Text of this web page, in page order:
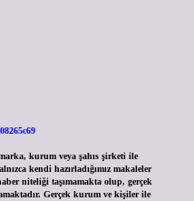
kurum veya şahıs şirketi ile
kendi hazırladığımız makaleler
niteliği taşımamakta olup, gerçek
Gerçek kurum ve kişiler ile